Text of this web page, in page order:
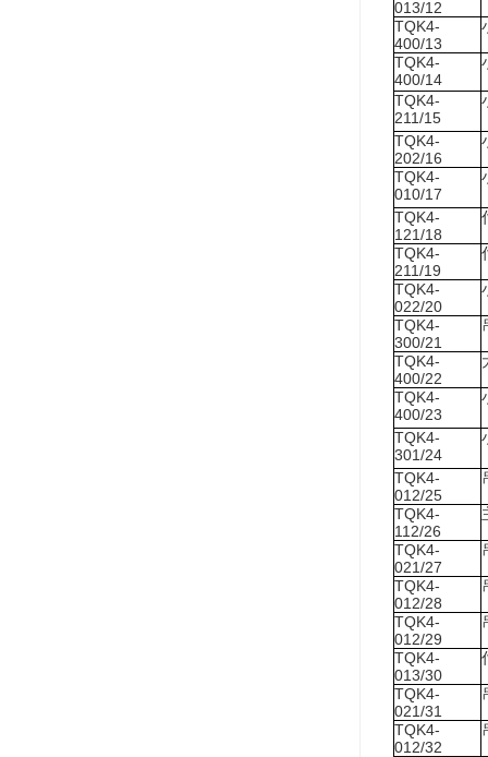
013/12
TQK4-
400/13
TQK4-
400/14
TQK4-
211/15
TQK4-
202/16
TQK4-
010/17
TQK4-
121/18
TQK4-
211/19
TQK4-
022/20
TQK4-
300/21
TQK4-
400/22
TQK4-
400/23
TQK4-
301/24
TQK4-
012/25
TQK4-
112/26
TQK4-
021/27
TQK4-
012/28
TQK4-
012/29
TQK4-
013/30
TQK4-
021/31
TQK4-
012/32